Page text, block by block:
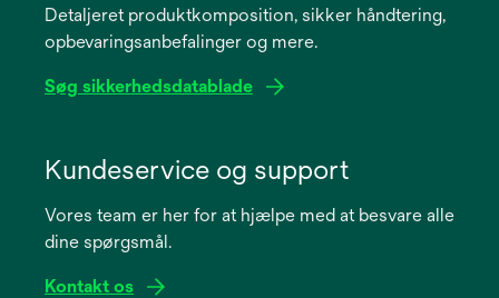
newDetaljeret produktkomposition, sikker håndtering,
opbevaringsanbefalinger og mere.
Søg sikkerhedsdatablade
new
Kundeservice og support
Vores team er her for at hjælpe med at besvare alle
dine spørgsmål.
Kontakt os